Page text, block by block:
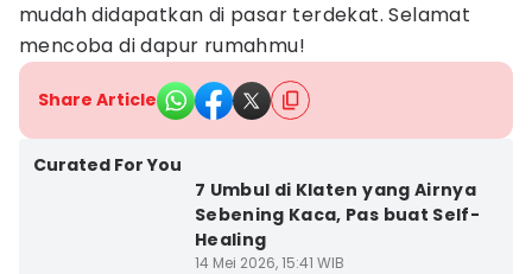
mudah didapatkan di pasar terdekat. Selamat
mencoba di dapur rumahmu!
Share Article
Curated For You
7 Umbul di Klaten yang Airnya
Sebening Kaca, Pas buat Self-
Healing
14 Mei 2026, 15:41 WIB